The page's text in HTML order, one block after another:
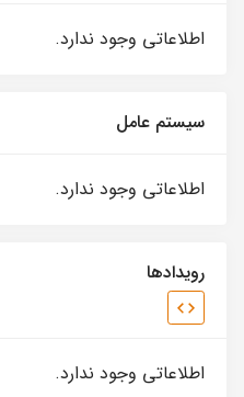
اطلاعاتی وجود ندارد.
سیستم عامل
اطلاعاتی وجود ندارد.
رویدادها
اطلاعاتی وجود ندارد.